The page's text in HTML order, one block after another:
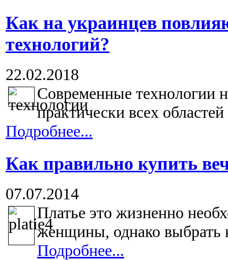
Как на украинцев
технологий?
22.02.2018
Современные технологии
практически всех
Подробнее...
Как правильно купить
07.07.2014
Платье это жизненно
женщины, однако выбрать
Подробнее...